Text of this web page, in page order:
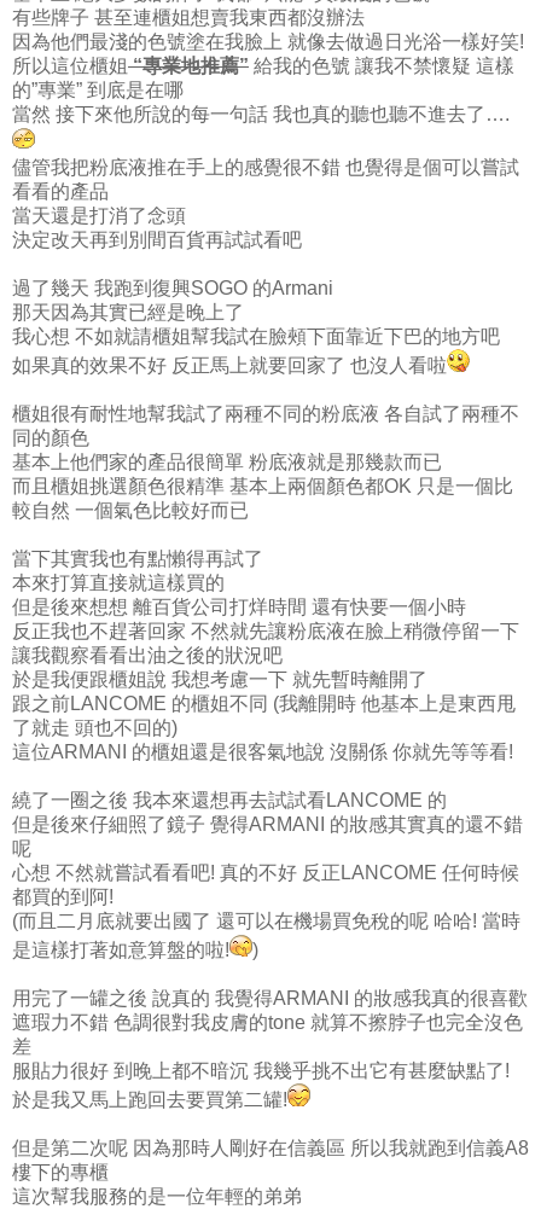
有些牌子 甚至連櫃姐想賣我東西都沒辦法
因為他們最淺的色號塗在我臉上 就像去做過日光浴一樣好笑!
所以這位櫃姐“專業地推薦” 給我的色號 讓我不禁懷疑 這樣
的”專業” 到底是在哪
當然 接下來他所說的每一句話 我也真的聽也聽不進去了….
儘管我把粉底液推在手上的感覺很不錯 也覺得是個可以嘗試
看看的產品
當天還是打消了念頭
決定改天再到別間百貨再試試看吧
過了幾天 我跑到復興SOGO 的Armani
那天因為其實已經是晚上了
我心想 不如就請櫃姐幫我試在臉頰下面靠近下巴的地方吧
如果真的效果不好 反正馬上就要回家了 也沒人看啦
櫃姐很有耐性地幫我試了兩種不同的粉底液 各自試了兩種不
同的顏色
基本上他們家的產品很簡單 粉底液就是那幾款而已
而且櫃姐挑選顏色很精準 基本上兩個顏色都OK 只是一個比
較自然 一個氣色比較好而已
當下其實我也有點懶得再試了
本來打算直接就這樣買的
但是後來想想 離百貨公司打烊時間 還有快要一個小時
反正我也不趕著回家 不然就先讓粉底液在臉上稍微停留一下
讓我觀察看看出油之後的狀況吧
於是我便跟櫃姐說 我想考慮一下 就先暫時離開了
跟之前LANCOME 的櫃姐不同 (我離開時 他基本上是東西甩
了就走 頭也不回的)
這位ARMANI 的櫃姐還是很客氣地說 沒關係 你就先等等看!
繞了一圈之後 我本來還想再去試試看LANCOME 的
但是後來仔細照了鏡子 覺得ARMANI 的妝感其實真的還不錯
呢
心想 不然就嘗試看看吧! 真的不好 反正LANCOME 任何時候
都買的到阿!
(而且二月底就要出國了 還可以在機場買免稅的呢 哈哈! 當時
是這樣打著如意算盤的啦!
)
用完了一罐之後 說真的 我覺得ARMANI 的妝感我真的很喜歡
遮瑕力不錯 色調很對我皮膚的tone 就算不擦脖子也完全沒色
差
服貼力很好 到晚上都不暗沉 我幾乎挑不出它有甚麼缺點了!
於是我又馬上跑回去要買第二罐!
但是第二次呢 因為那時人剛好在信義區 所以我就跑到信義A8
樓下的專櫃
這次幫我服務的是一位年輕的弟弟